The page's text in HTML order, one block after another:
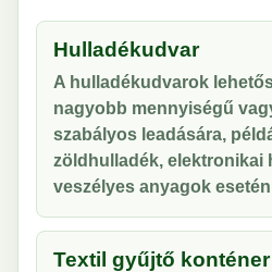
Hulladékudvar
A hulladékudvarok
nagyobb mennyiségű
szabályos leadására,
zöldhulladék, elektronikai
veszélyes anyagok
Textil gyűjtő konténer